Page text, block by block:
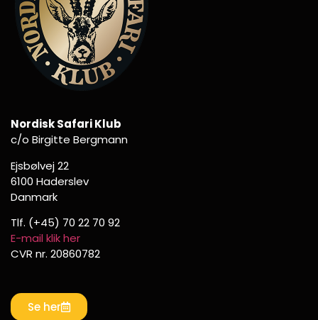
Nordisk Safari Klub
c/o Birgitte Bergmann
Ejsbølvej 22
6100 Haderslev
Danmark
Tlf. (+45) 70 22 70 92
E-mail klik her
CVR nr. 20860782
Se her